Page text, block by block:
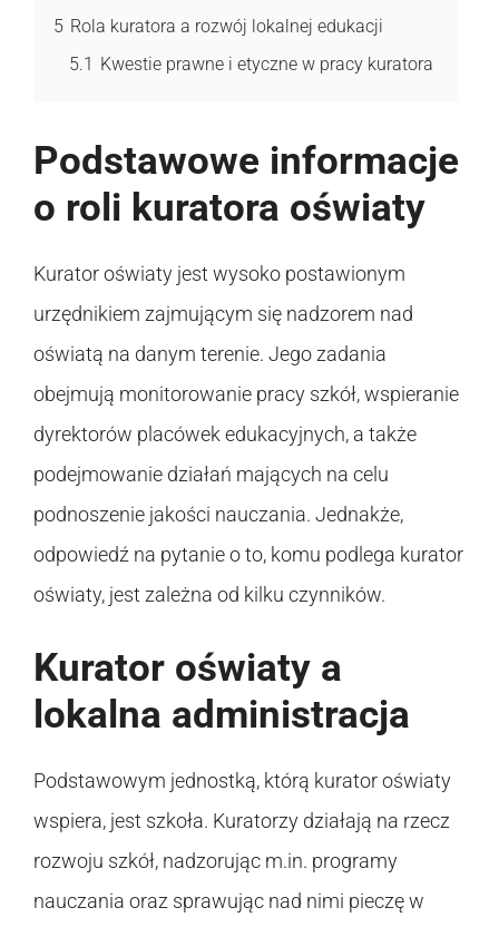
5 Rola kuratora a rozwój lokalnej edukacji
5.1 Kwestie prawne i etyczne w pracy kuratora
Podstawowe informacje
o roli kuratora oświaty
Kurator oświaty jest wysoko postawionym
urzędnikiem zajmującym się nadzorem nad
oświatą na danym terenie. Jego zadania
obejmują monitorowanie pracy szkół, wspieranie
dyrektorów placówek edukacyjnych, a także
podejmowanie działań mających na celu
podnoszenie jakości nauczania. Jednakże,
odpowiedź na pytanie o to, komu podlega kurator
oświaty, jest zależna od kilku czynników.
Kurator oświaty a
lokalna administracja
Podstawowym jednostką, którą kurator oświaty
wspiera, jest szkoła. Kuratorzy działają na rzecz
rozwoju szkół, nadzorując m.in. programy
nauczania oraz sprawując nad nimi pieczę w